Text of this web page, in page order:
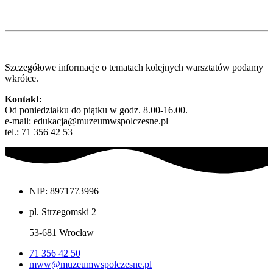
Szczegółowe informacje o tematach kolejnych warsztatów podamy
wkrótce.
Kontakt:
Od poniedziałku do piątku w godz. 8.00-16.00.
e-mail: edukacja@muzeumwspolczesne.pl
tel.: 71 356 42 53
NIP: 8971773996
pl. Strzegomski 2
53-681 Wrocław
71 356 42 50
mww@muzeumwspolczesne.pl